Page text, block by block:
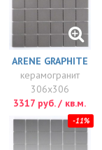
ARENE GRAPHITE
керамогранит
306x306
3317 руб. / кв.м.
-11%